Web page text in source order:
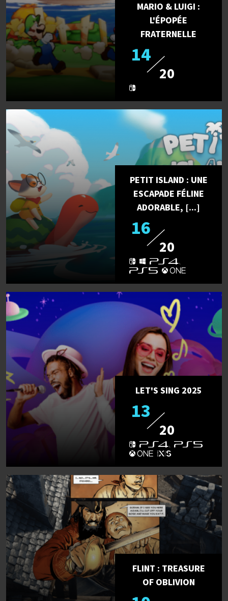
MARIO & LUIGI :
L'ÉPOPÉE
FRATERNELLE
14
20
PETIT ISLAND : UNE
ESCAPADE FÉLINE
ADORABLE, [...]
16
20
LET'S SING 2025
13
20
FLINT : TREASURE
OF OBLIVION